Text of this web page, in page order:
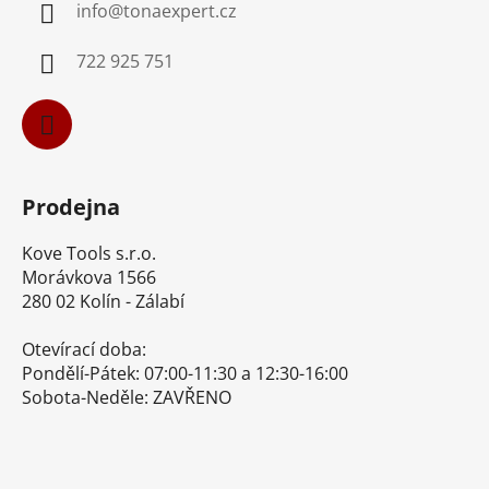
info@tonaexpert.cz
722 925 751
Prodejna
Kove Tools s.r.o.
Morávkova 1566
280 02 Kolín - Zálabí
Otevírací doba:
Pondělí-Pátek: 07:00-11:30 a 12:30-16:00
Sobota-Neděle: ZAVŘENO